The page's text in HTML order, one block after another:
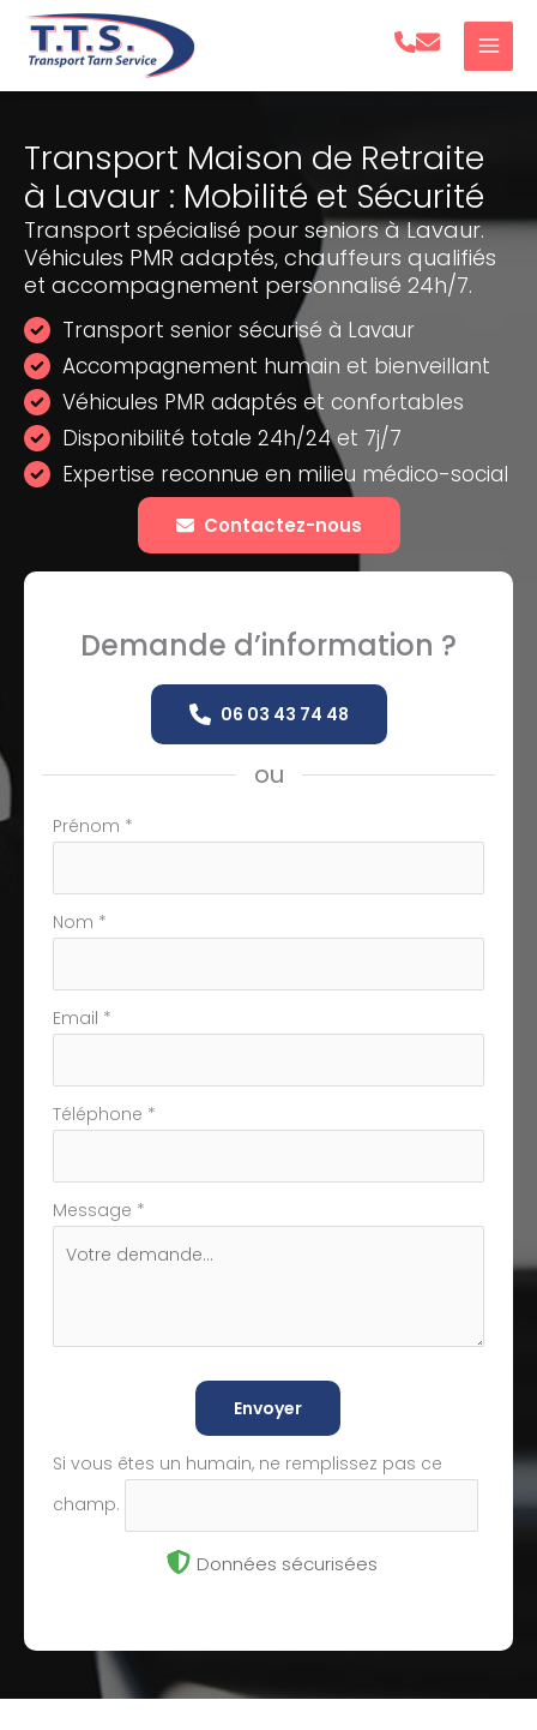
Aller
Transport Maison de Retraite
à Lavaur : Mobilité et Sécurité
Transport spécialisé pour seniors à Lavaur.
Véhicules PMR adaptés, chauffeurs qualifiés
et accompagnement personnalisé 24h/7.
Transport senior sécurisé à Lavaur
Accompagnement humain et bienveillant
Véhicules PMR adaptés et confortables
Disponibilité totale 24h/24 et 7j/7
Expertise reconnue en milieu médico-social
Contactez-nous
Demande d’information ?
06 03 43 74 48
ou
Formulaire
téléphone
Prénom *
Nom *
Email *
Téléphone *
Message *
Envoyer
Si vous êtes un humain, ne remplissez pas ce
champ.
Données sécurisées